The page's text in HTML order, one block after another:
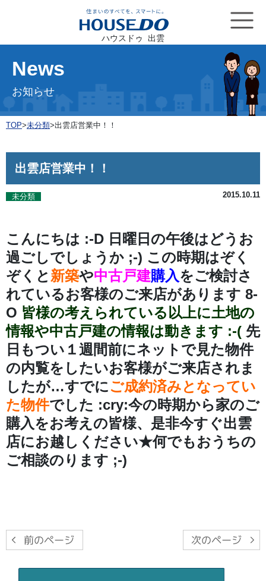
ハウスドゥ 出雲
News
お知らせ
TOP>未分類>出雲店営業中！！
出雲店営業中！！
未分類 2015.10.11
こんにちは :-D 日曜日の午後はどうお
過ごしでしょうか ;-) この時期はぞく
ぞくと 新築や中古戸建購入をご検討さ
れているお客様のご来店があります 8-
O 皆様の考えられている以上に土地の
情報や中古戸建の情報は動きます :-( 先
日もつい１週間前にネットで見た物件
の内覧をしたいお客様がご来店されま
したが…すでにご成約済みとなってい
た物件でした :cry:今の時期から家のご
購入をお考えの皆様、是非今すぐ出雲
店にお越しください★何でもおうちの
ご相談のります ;-)